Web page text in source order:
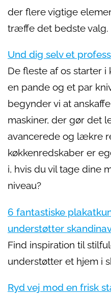
der flere vigtige
træffe det bedste valg.
Und dig selv et
De fleste af os starter
en pande og et par
begynder vi at
maskiner, der gør det
avancerede og lækre
køkkenredskaber er
i, hvis du vil tage dine
niveau?
6 fantastiske
understøtter
Find inspiration til
understøtter et hjem i
Ryd vej mod en frisk